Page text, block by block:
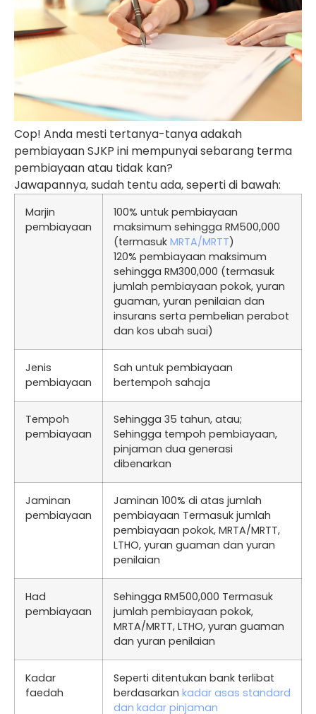
Cop! Anda mesti tertanya-tanya adakah
pembiayaan SJKP ini mempunyai sebarang terma
pembiayaan atau tidak kan?
Jawapannya, sudah tentu ada, seperti di bawah:
Marjin
pembiayaan
100% untuk pembiayaan
maksimum sehingga RM500,000
(termasuk MRTA/MRTT)
120% pembiayaan maksimum
sehingga RM300,000 (termasuk
jumlah pembiayaan pokok, yuran
guaman, yuran penilaian dan
insurans serta pembelian perabot
dan kos ubah suai)
Jenis
pembiayaan
Sah untuk pembiayaan
bertempoh sahaja
Tempoh
pembiayaan
Sehingga 35 tahun, atau;
Sehingga tempoh pembiayaan,
pinjaman dua generasi
dibenarkan
Jaminan
pembiayaan
Jaminan 100% di atas jumlah
pembiayaan Termasuk jumlah
pembiayaan pokok, MRTA/MRTT,
LTHO, yuran guaman dan yuran
penilaian
Had
pembiayaan
Sehingga RM500,000 Termasuk
jumlah pembiayaan pokok,
MRTA/MRTT, LTHO, yuran guaman
dan yuran penilaian
Kadar
faedah
Seperti ditentukan bank terlibat
berdasarkan kadar asas standard
dan kadar pinjaman